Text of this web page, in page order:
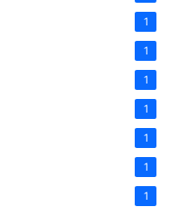
1
1
1
1
1
1
1